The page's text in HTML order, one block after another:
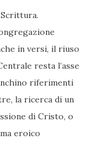
in versi, il riuso
resta l’asse
riferimenti
la ricerca di un
di Cristo, o
eroico